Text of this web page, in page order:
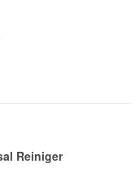
Reiniger